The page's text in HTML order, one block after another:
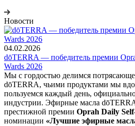
Новости
04.02.2026
dōTERRA — победитель премии
Wards 2026
Мы с гордостью делимся
dōTERRA, чьими продуктами мы
пользуемся каждый день,
индустрии. Эфирные масла
престижной премии Oprah Daily
номинации «Лучшие эфирные